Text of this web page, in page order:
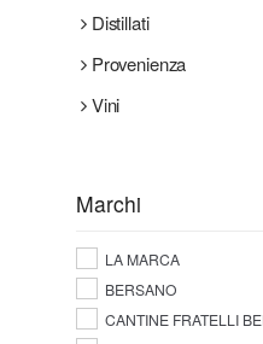
Distillati
Provenienza
Vini
Marchi
LA MARCA
BERSANO
CANTINE FRATELLI